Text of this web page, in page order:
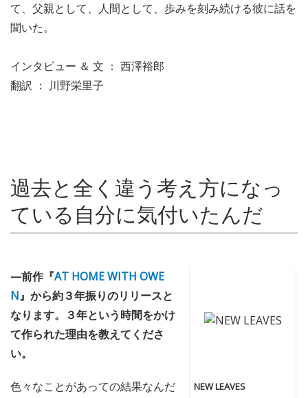
て、父親として、人間として、歩みを刻み続ける彼に話を
聞いた。
インタビュー ＆ 文 ： 西澤裕郎
翻訳 ： 川野栄里子
過去と全く違う考え方になっ
ている自分に気付いたんだ
NEW LEAVES
—前作『AT HOME WITH OWE
N』から約３年振りのリリースと
なります。３年という時間をかけ
て作られた理由を教えてくださ
い。
色々なことがあっての結果なんだ